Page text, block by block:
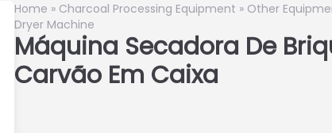
Home » Charcoal Processing Equipment » Other
Dryer Machine
Máquina Secadora De
Carvão Em Caixa